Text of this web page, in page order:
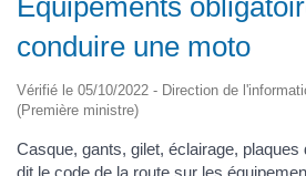
Équipements
conduire une moto
Vérifié le 05/10/2022 - Direction de
(Première ministre)
Casque, gants, gilet, éclairage,
dit le code de la route sur les